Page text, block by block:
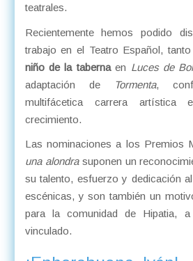
teatrales.
Recientemente hemos podido
trabajo en el Teatro Español,
niño de la tabernaen Luces de
adaptación de
Tormenta,
multifácetica carrera artística
crecimiento.
Las nominaciones a los Premios
una alondrasuponen un
su talento, esfuerzo y dedicación
escénicas, y son también un
para la comunidad de Hipatia,
vinculado.